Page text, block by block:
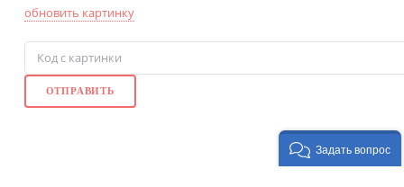
обновить картинку
Задать вопрос